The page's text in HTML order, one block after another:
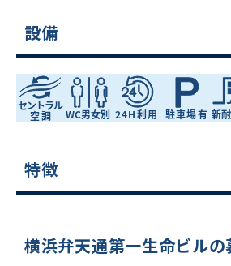
設備
特徴
横浜弁天通第一生命ビルの